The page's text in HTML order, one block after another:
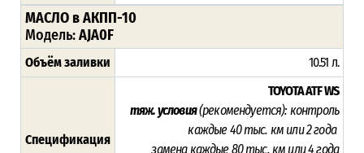
МАСЛО в АКПП-10
Модель:AJA0F
Объём заливки 10.51 л.
Спецификация
TOYOTA ATF WS
тяж. условия(рекомендуется): контроль
каждые40 тыс. км или 2 года
замена каждые 80 тыс. км или 4 года